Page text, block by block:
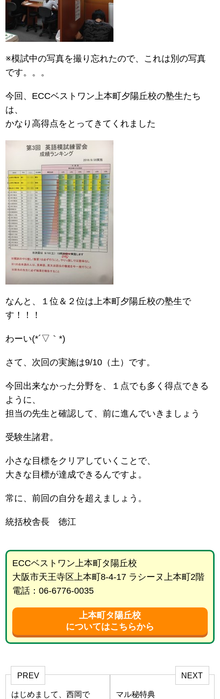
※模試中の写真を撮り忘れたので、これは別の写真
です。。。
今回、ECCベストワン上本町夕陽丘校の塾生たち
は、
かなり高得点をとってきてくれました
なんと、１位＆２位は上本町夕陽丘校の塾生で
す！！！
わーい(*´▽｀*)
さて、次回の実施は9/10（土）です。
今回出来なかった分野を、１点でも多く得点できる
ように、
担当の先生と確認して、前に進んでいきましょう
受験生諸君。
小さな目標をクリアしていくことで、
大きな目標が達成できるんですよ。
常に、前回の自分を超えましょう。
統括校舎長 徳江
ECCベストワン上本町タ陽丘校
大阪市天王寺区上本町8-4-17 ラシーヌ上本町2階
電話：06-6776-0035
上本町タ陽丘校
についてはこちらから
PREV
はじめまして、西岡で
NEXT
マル秘特典